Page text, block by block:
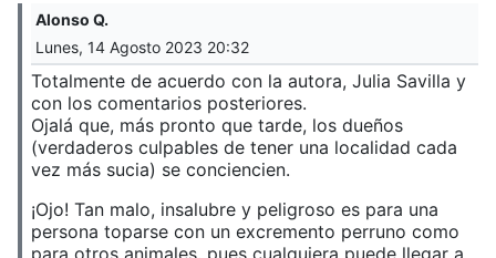
Alonso Q.
Lunes, 14 Agosto 2023 20:32
Totalmente de acuerdo con la autora, Julia Savilla y
con los comentarios posteriores.
Ojalá que, más pronto que tarde, los dueños
(verdaderos culpables de tener una localidad cada
vez más sucia) se conciencien.
¡Ojo! Tan malo, insalubre y peligroso es para una
persona toparse con un excremento perruno como